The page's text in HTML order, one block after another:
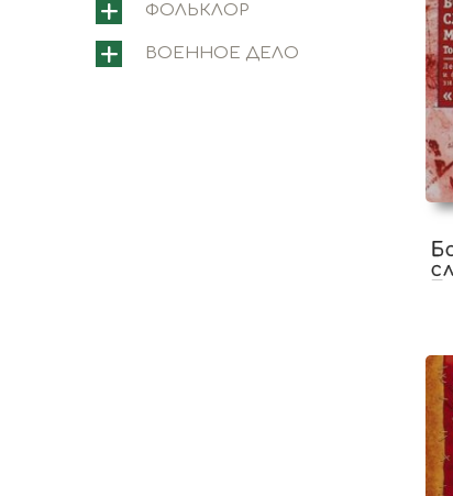
ФОЛЬКЛОР
ВОЕННОЕ ДЕЛО